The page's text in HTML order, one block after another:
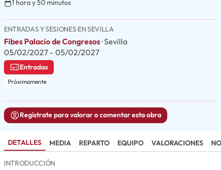
1 hora y 50 minutos
ENTRADAS Y SESIONES EN SEVILLA
Fibes Palacio de Congresos· Sevilla
05/02/2027 – 05/02/2027
Entradas
Próximamente
Regístrate para valorar o comentar esta obra
DETALLES MEDIA REPARTO EQUIPO VALORACIONES
INTRODUCCIÓN